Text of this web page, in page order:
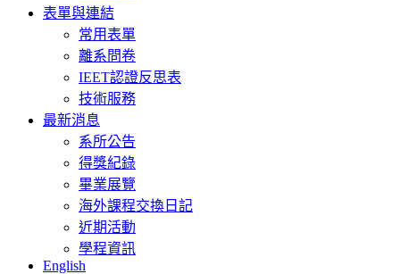
表單與連結
常用表單
離系問卷
IEET認證反思表
技術服務
最新消息
系所公告
得獎紀錄
畢業展覽
海外課程交換日記
近期活動
學程資訊
English